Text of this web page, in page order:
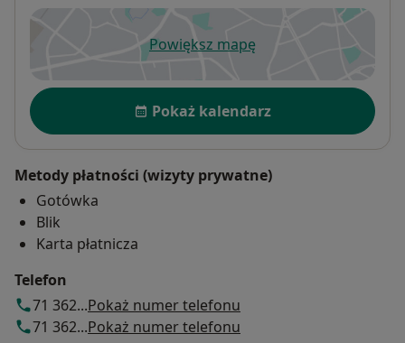
Powiększ mapęotwiera się w nowej karcie
Dostępność
Pokaż kalendarz
Metody płatności (wizyty prywatne)
Gotówka
Blik
Karta płatnicza
Telefon
71 362...Pokaż numer telefonu
71 362...Pokaż numer telefonu